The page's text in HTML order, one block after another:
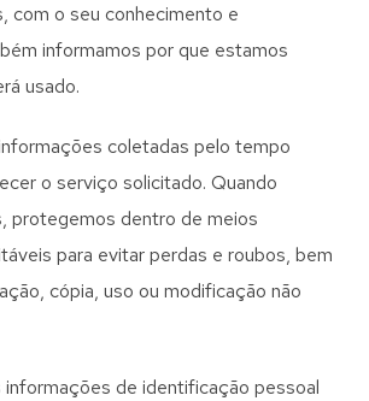
com o seu conhecimento e
informamos por que estamos
usado.
coletadas pelo tempo
o serviço solicitado. Quando
protegemos dentro de meios
​​para evitar perdas e roubos, bem
cópia, uso ou modificação não
informações de identificação pessoal